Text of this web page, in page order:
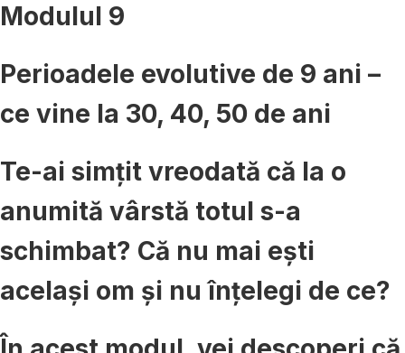
Modulul 9
Perioadele evolutive de 9 ani –
ce vine la 30, 40, 50 de ani
Te-ai simțit vreodată că la o
anumită vârstă totul s-a
schimbat? Că nu mai ești
același om și nu înțelegi de ce?